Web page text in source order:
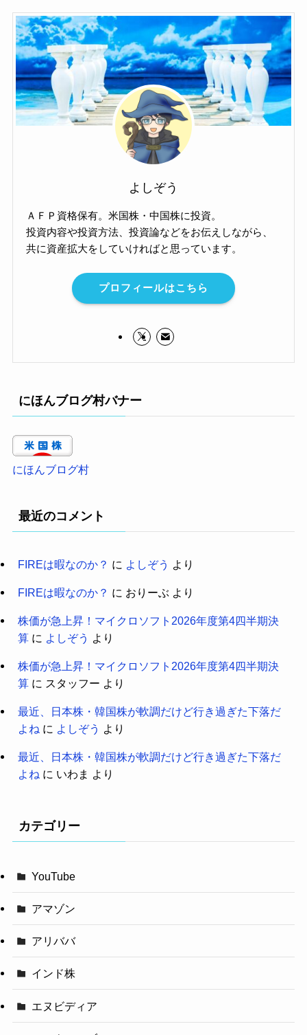
よしぞう
ＡＦＰ資格保有。米国株・中国株に投資。
投資内容や投資方法、投資論などをお伝えしながら、
共に資産拡大をしていければと思っています。
プロフィールはこちら
にほんブログ村バナー
にほんブログ村
最近のコメント
FIREは暇なのか？ に よしぞう より
FIREは暇なのか？ に おりーぶ より
株価が急上昇！マイクロソフト2026年度第4四半期決
算に よしぞう より
株価が急上昇！マイクロソフト2026年度第4四半期決
算に スタッフー より
最近、日本株・韓国株が軟調だけど行き過ぎた下落だ
よね に よしぞう より
最近、日本株・韓国株が軟調だけど行き過ぎた下落だ
よね に いわま より
カテゴリー
YouTube
アマゾン
アリババ
インド株
エヌビディア